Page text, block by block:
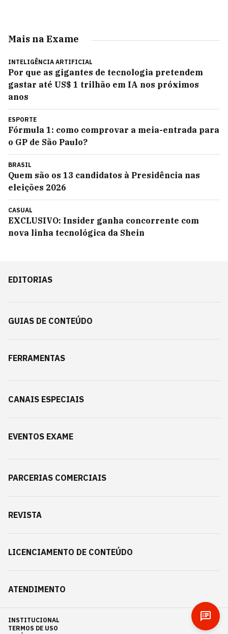
Mais na Exame
INTELIGÊNCIA ARTIFICIAL
Por que as gigantes de tecnologia pretendem
gastar até US$ 1 trilhão em IA nos próximos
anos
ESPORTE
Fórmula 1: como comprovar a meia-entrada para
o GP de São Paulo?
BRASIL
Quem são os 13 candidatos à Presidência nas
eleições 2026
CASUAL
EXCLUSIVO: Insider ganha concorrente com
nova linha tecnológica da Shein
EDITORIAS
GUIAS DE CONTEÚDO
FERRAMENTAS
CANAIS ESPECIAIS
EVENTOS EXAME
PARCERIAS COMERCIAIS
REVISTA
LICENCIAMENTO DE CONTEÚDO
ATENDIMENTO
INSTITUCIONAL
TERMOS DE USO